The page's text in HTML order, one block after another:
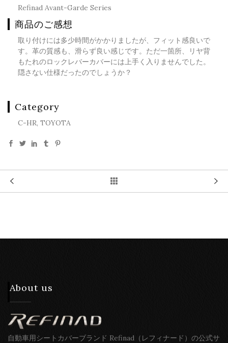
Refinad Avant-Garde Series
商品のご感想
取り付けには多少時間がかかりましたが、フィット感良いで
す。革の質感も、滑らず良い感じです。ただ一箇所、リヤ背
もたれのロックレバーカバーには上手く入りませんでした。
隠さない仕様だったのでしょうか？
Category
C-HR, TOYOTA
About us
自動車用シートカバーブランド Refinad（レフィナード）の公式サ